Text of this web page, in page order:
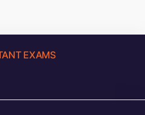
EXAMS